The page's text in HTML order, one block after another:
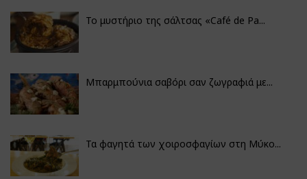
Το μυστήριο της σάλτσας «Café de Pa...
Μπαρμπούνια σαβόρι σαν ζωγραφιά με...
Τα φαγητά των χοιροσφαγίων στη Μύκο...